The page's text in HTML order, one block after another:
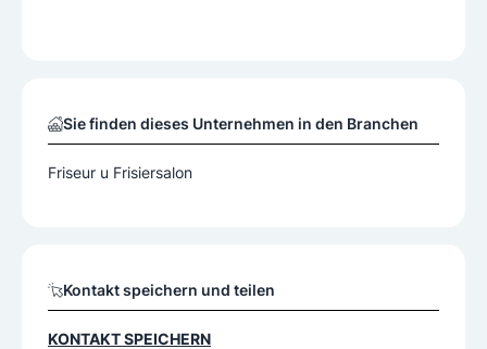
Sie finden dieses Unternehmen in den Branchen
Friseur u Frisiersalon
Kontakt speichern und teilen
KONTAKT SPEICHERN